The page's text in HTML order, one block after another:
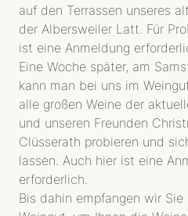
auf den Terrassen unseres
der Albersweiler Latt. Für
ist eine Anmeldung
Eine Woche später, am
kann man bei uns im
alle großen Weine der
und unseren Freunden
Clüsserath probieren und
lassen. Auch hier ist eine
erforderlich.
Bis dahin empfangen wir Sie